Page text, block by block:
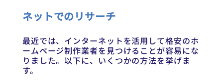
ネットでのリサーチ
最近では、インターネットを活用して格安のホ
ームページ制作業者を見つけることが容易にな
りました。以下に、いくつかの方法を挙げま
す。